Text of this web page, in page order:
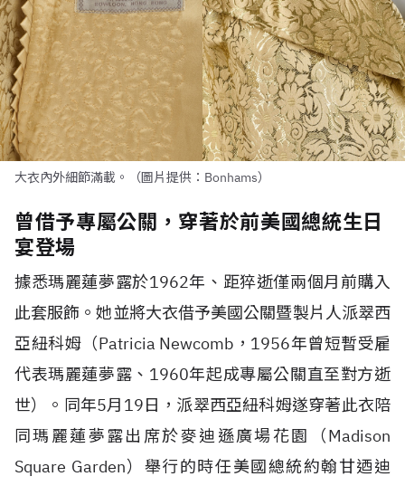
大衣內外細節滿載。（圖片提供：Bonhams）
曾借予專屬公關，穿著於前美國總統生日
宴登場
據悉瑪麗蓮夢露於1962年、距猝逝僅兩個月前購入
此套服飾。她並將大衣借予美國公關暨製片人派翠西
亞紐科姆（Patricia Newcomb，1956年曾短暫受雇
代表瑪麗蓮夢露、1960年起成專屬公關直至對方逝
世）。同年5月19日，派翠西亞紐科姆遂穿著此衣陪
同瑪麗蓮夢露出席於麥迪遜廣場花園（Madison
Square Garden）舉行的時任美國總統約翰甘迺迪